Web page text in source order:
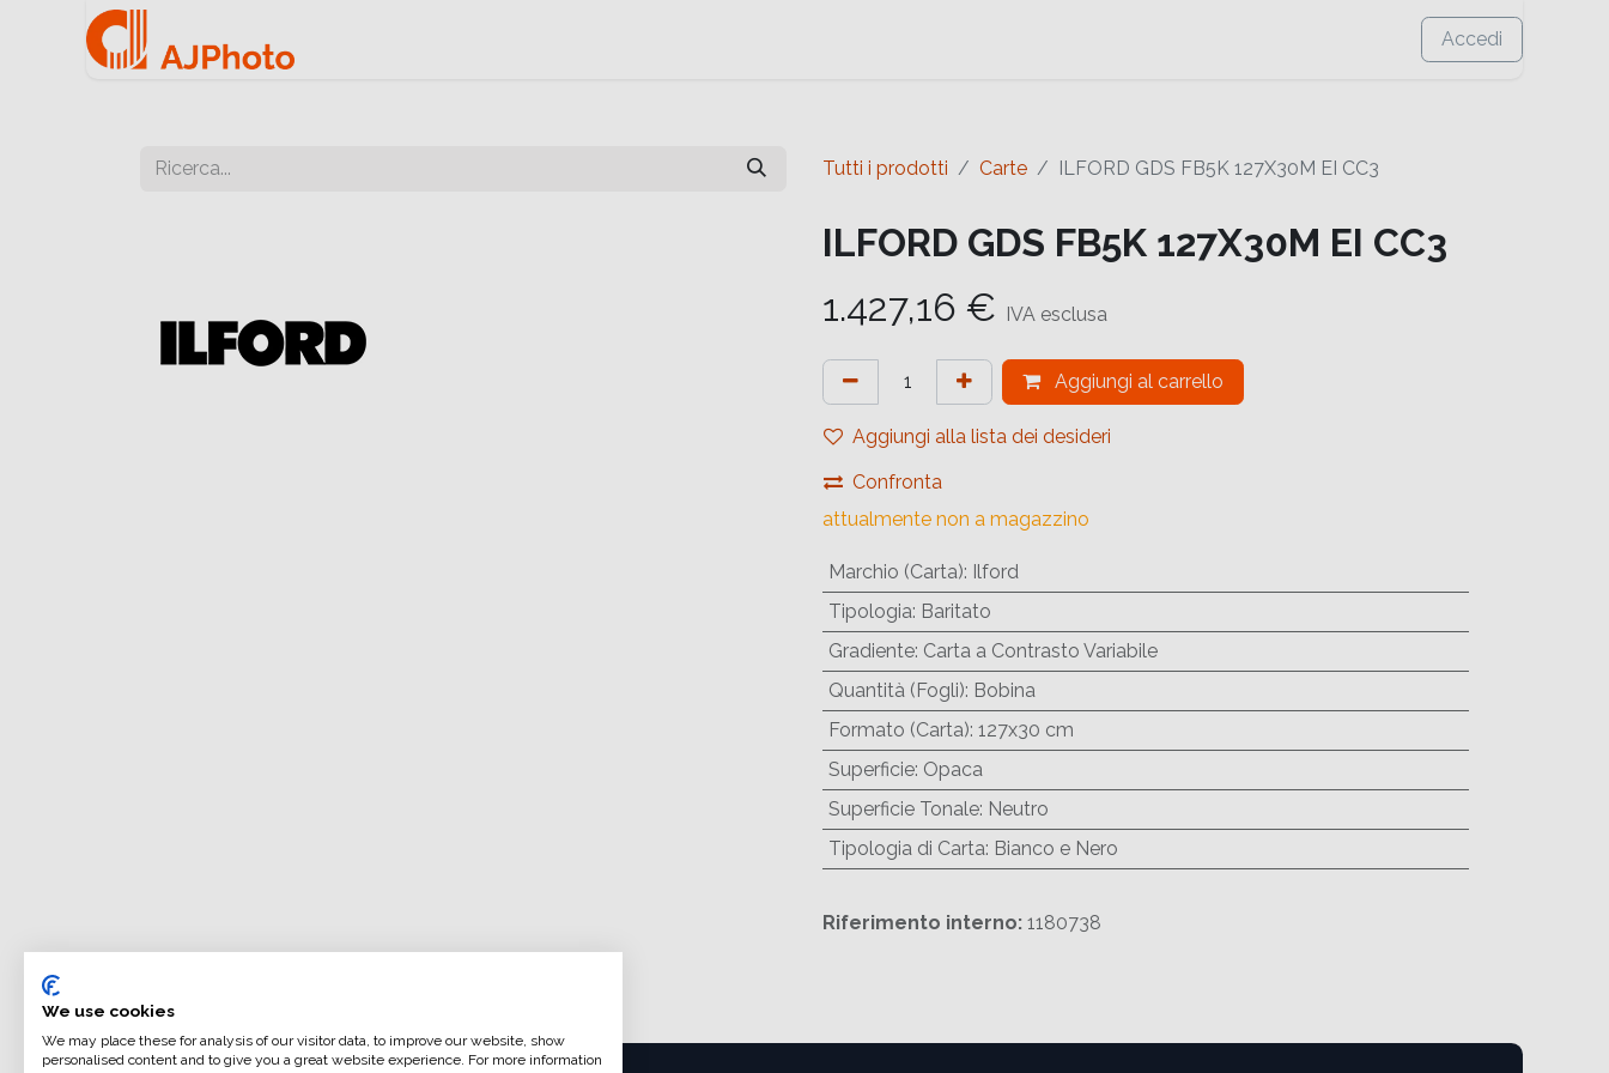
Accedi
Tutti i prodotti Carte ILFORD GDS FB5K 127X30M EI CC3
ILFORD GDS FB5K 127X30M EI CC3
1.427,16 € IVA esclusa
Aggiungi al carrello
Aggiungi alla lista dei desideri
Confronta
attualmente non a magazzino
Marchio (Carta): Ilford
Tipologia: Baritato
Gradiente: Carta a Contrasto Variabile
Quantità (Fogli): Bobina
Formato (Carta): 127x30 cm
Superficie: Opaca
Superficie Tonale: Neutro
Tipologia di Carta: Bianco e Nero
Riferimento interno: 1180738
We use cookies
We may place these for analysis of our visitor data, to improve our website, show
personalised content and to give you a great website experience. For more information